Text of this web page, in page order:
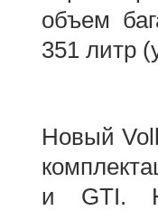
объем
351 литр
Новый
и GTI.